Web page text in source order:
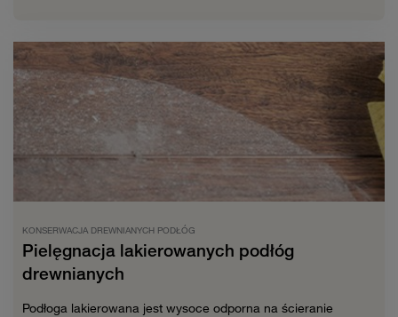
KONSERWACJA DREWNIANYCH PODŁÓG
Pielęgnacja lakierowanych podłóg
drewnianych
Podłoga lakierowana jest wysoce odporna na ścieranie